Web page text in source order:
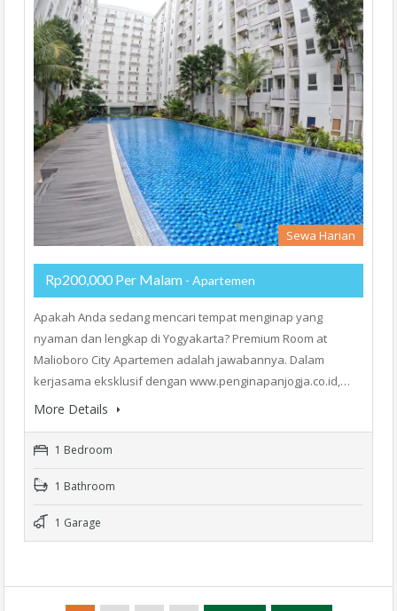
Sewa Harian
Rp200,000 Per Malam - Apartemen
Apakah Anda sedang mencari tempat menginap yang
nyaman dan lengkap di Yogyakarta? Premium Room at
Malioboro City Apartemen adalah jawabannya. Dalam
kerjasama eksklusif dengan www.penginapanjogja.co.id,…
More Details
1 Bedroom
1 Bathroom
1 Garage